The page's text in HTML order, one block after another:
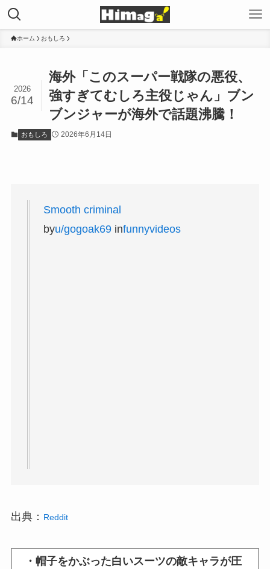
ホーム おもしろ
海外「このスーパー戦隊の悪役、
強すぎてむしろ主役じゃん」ブン
ブンジャーが海外で話題沸騰！
2026
6/14
おもしろ 2026年6月14日
Smooth criminal
byu/gogoak69infunnyvideos
出典： Reddit
・帽子をかぶった白いスーツの敵キャラが圧